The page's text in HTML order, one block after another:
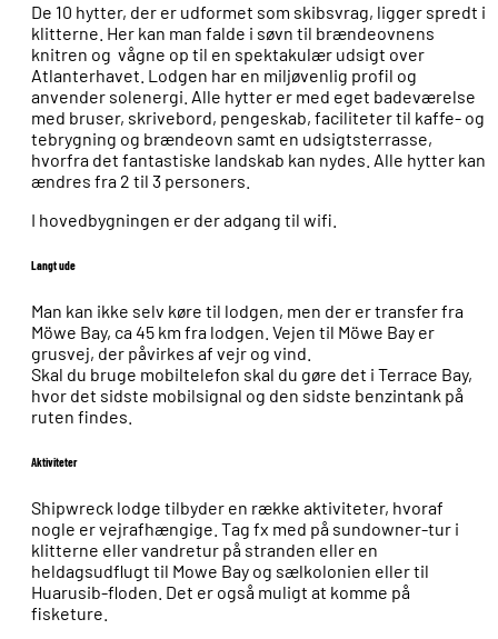
De 10 hytter, der er udformet som skibsvrag, ligger spredt i
klitterne. Her kan man falde i søvn til brændeovnens
knitren og vågne op til en spektakulær udsigt over
Atlanterhavet. Lodgen har en miljøvenlig profil og
anvender solenergi. Alle hytter er med eget badeværelse
med bruser, skrivebord, pengeskab, faciliteter til kaffe- og
tebrygning og brændeovn samt en udsigtsterrasse,
hvorfra det fantastiske landskab kan nydes. Alle hytter kan
ændres fra 2 til 3 personers.
I hovedbygningen er der adgang til wifi.
Langt ude
Man kan ikke selv køre til lodgen, men der er transfer fra
Möwe Bay, ca 45 km fra lodgen. Vejen til Möwe Bay er
grusvej, der påvirkes af vejr og vind.
Skal du bruge mobiltelefon skal du gøre det i Terrace Bay,
hvor det sidste mobilsignal og den sidste benzintank på
ruten findes.
Aktiviteter
Shipwreck lodge tilbyder en række aktiviteter, hvoraf
nogle er vejrafhængige. Tag fx med på sundowner-tur i
klitterne eller vandretur på stranden eller en
heldagsudflugt til Mowe Bay og sælkolonien eller til
Huarusib-floden. Det er også muligt at komme på
fisketure.